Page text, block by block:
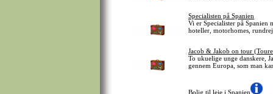
Specialisten på Spanien
Vi er Specialister på Spanien
hoteller, motorhomes,
Jacob & Jakob on tour
To ukuelige unge danskere,
gennem Europa, som man
Bolig til leje i Spanien